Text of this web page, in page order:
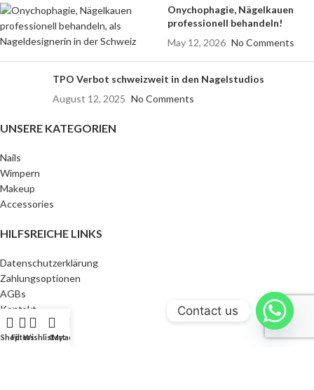
Onychophagie, Nägelkauen
professionell behandeln!
May 12, 2026 No Comments
TPO Verbot schweizweit in den Nagelstudios
August 12, 2025 No Comments
UNSERE KATEGORIEN
Nails
Wimpern
Makeup
Accessories
HILFSREICHE LINKS
Datenschutzerklärung
Zahlungsoptionen
AGBs
Kontakt
Blog
Home
ShopFiltersWishlistCart
My account
Contact us